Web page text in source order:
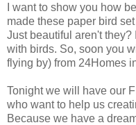
I want to show you how
made these paper bird
Just beautiful aren't
with birds. So, soon you
flying by) from 24Homes
Tonight we will have our
who want to help us
Because we have a